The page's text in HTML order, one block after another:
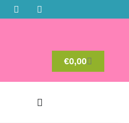
€0,00